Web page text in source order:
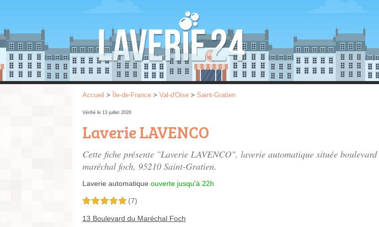
Accueil > Île-de-France > Val-d'Oise > Saint-Gratien
Vérifié le 13 juillet 2026
Laverie LAVENCO
Cette fiche présente "Laverie LAVENCO", laverie automatique située
maréchal foch, 95210 Saint-Gratien.
Laverie automatique ouverte jusqu'à 22h
5,0 étoiles sur 5 (7)
13 Boulevard du Maréchal Foch